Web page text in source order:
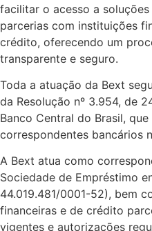
facilitar o acesso a
parcerias com instituições
crédito, oferecendo um
transparente e seguro.
Toda a atuação da Bext
da Resolução nº 3.954, de
Banco Central do Brasil,
correspondentes bancários
A Bext atua como
Sociedade de Empréstimo
44.019.481/0001-52), bem
financeiras e de crédito
vigentes e autorizações